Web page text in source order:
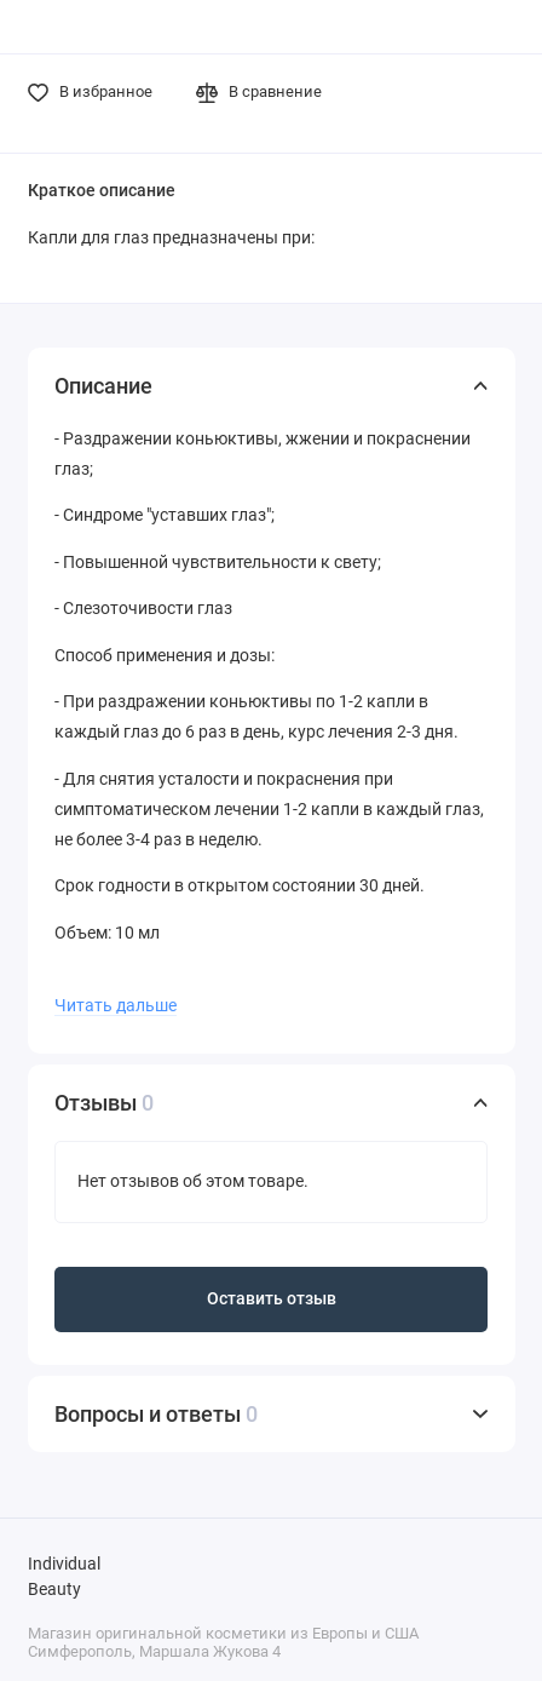
В избранное В сравнение
Краткое описание
Капли для глаз предназначены при:
Описание
- Раздражении коньюктивы, жжении и покраснении
глаз;
- Синдроме "уставших глаз";
- Повышенной чувствительности к свету;
- Слезоточивости глаз
Способ применения и дозы:
- При раздражении коньюктивы по 1-2 капли в
каждый глаз до 6 раз в день, курс лечения 2-3 дня.
- Для снятия усталости и покраснения при
симптоматическом лечении 1-2 капли в каждый глаз,
не более 3-4 раз в неделю.
Срок годности в открытом состоянии 30 дней.
Объем: 10 мл
Читать дальше
Отзывы 0
Нет отзывов об этом товаре.
Оставить отзыв
Вопросы и ответы 0
Individual
Beauty
Магазин оригинальной косметики из Европы и США
Симферополь, Маршала Жукова 4